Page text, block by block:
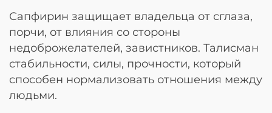
Сапфирин защищает владельца от сглаза,
порчи, от влияния со стороны
недоброжелателей, завистников. Талисман
стабильности, силы, прочности, который
способен нормализовать отношения между
людьми.